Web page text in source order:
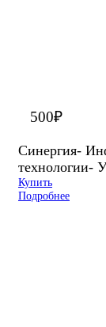
500₽
Синергия-
технологии-
Купить
Подробнее